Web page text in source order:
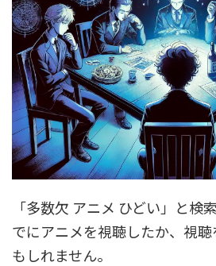
「多数欠 アニメ ひどい」と検
でにアニメを視聴したか、視
もしれません。